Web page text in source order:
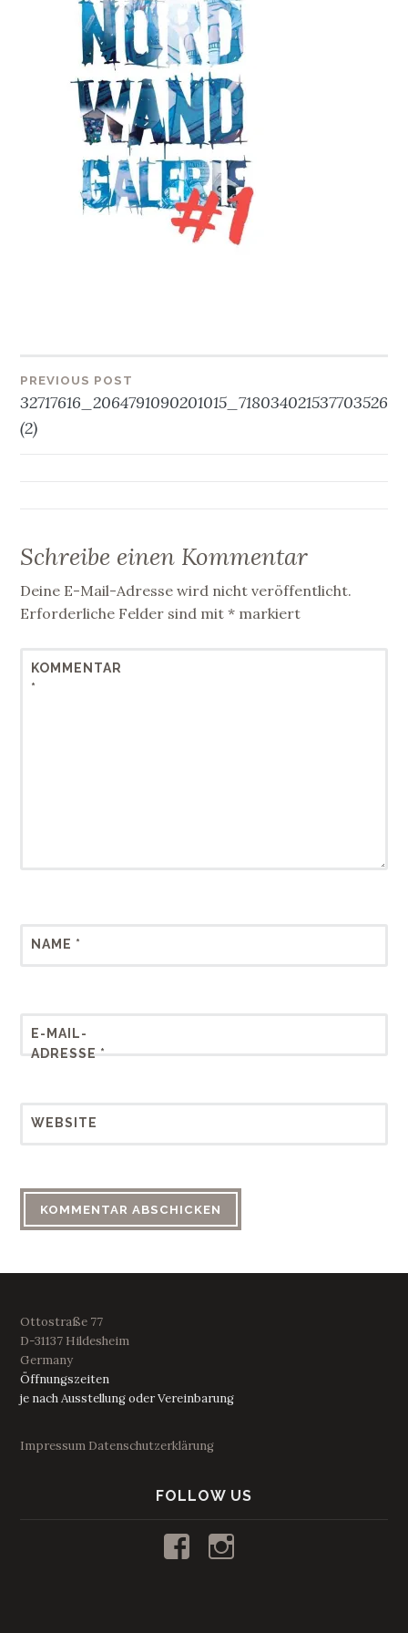
Beitragsnavigation
PREVIOUS POST
(2)
Schreibe einen Kommentar
Deine E-Mail-Adresse wird nicht veröffentlicht.
Erforderliche Felder sind mit* markiert
KOMMENTAR
*
NAME *
E-MAIL-
ADRESSE *
WEBSITE
Ottostraße 77
D-31137 Hildesheim
Germany
Öffnungszeiten
je nach Ausstellung oder Vereinbarung
Impressum Datenschutzerklärung
FOLLOW US
Profil
von